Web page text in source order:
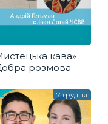
кава»
розмова
7 грудня